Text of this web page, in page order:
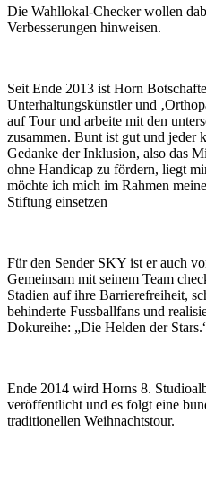
Die Wahllokal-Checker wollen
Verbesserungen hinweisen.
Seit Ende 2013 ist Horn
Unterhaltungskünstler und
auf Tour und arbeite mit den
zusammen. Bunt ist gut und jeder
Gedanke der Inklusion, also das
ohne Handicap zu fördern, liegt
möchte ich mich im Rahmen
Stiftung einsetzen
Für den Sender SKY ist er auch
Gemeinsam mit seinem Team
Stadien auf ihre Barrierefreiheit,
behinderte Fussballfans und
Dokureihe: „Die Helden der
Ende 2014 wird Horns 8.
veröffentlicht und es folgt eine
traditionellen Weihnachtstour.